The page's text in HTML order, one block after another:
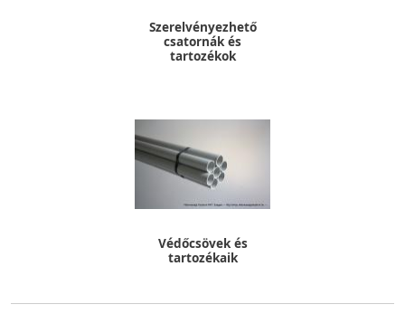
Szerelvényezhető
csatornák és
tartozékok
Védőcsövek és
tartozékaik